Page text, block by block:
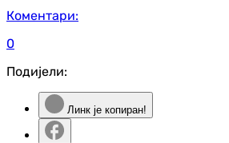
Коментари:
0
Подијели:
Линк је копиран!